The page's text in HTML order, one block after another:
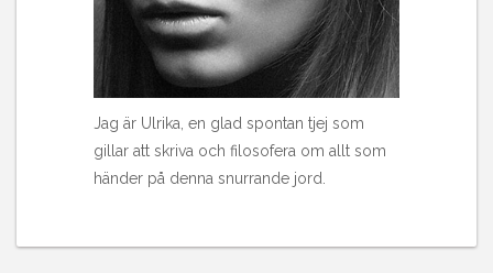
Jag är Ulrika, en glad spontan tjej som
gillar att skriva och filosofera om allt som
händer på denna snurrande jord.